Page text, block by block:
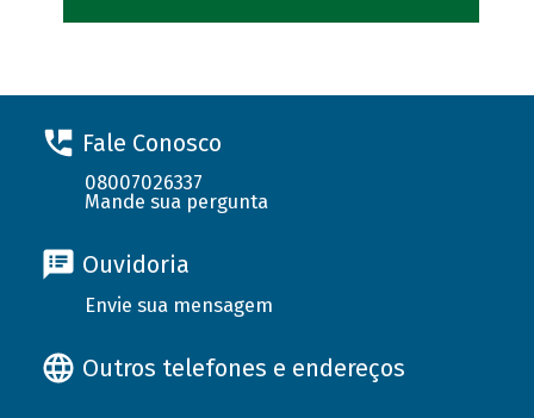
Fale Conosco
08007026337
Mande sua pergunta
Ouvidoria
Envie sua mensagem
Outros telefones e endereços